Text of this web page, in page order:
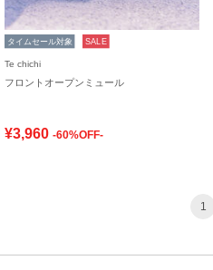
タイムセール対象 SALE
Te chichi
フロントオープンミュール
¥3,960 -60%OFF-
1